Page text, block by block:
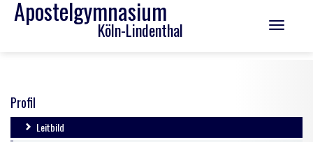
Apostelgymnasium
Köln-Lindenthal
Toggle
Profil
Leitbild